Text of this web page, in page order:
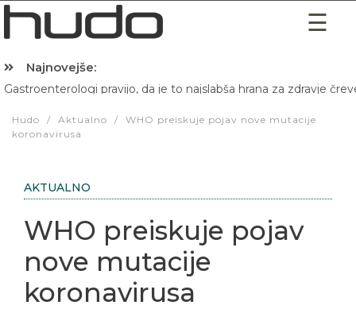
Najnovejše:
Gastroenterologi pravijo, da je to najslabša hrana za zdravje
Hudo / Aktualno /
WHO preiskuje pojav nove mutacije
koronavirusa
AKTUALNO
WHO preiskuje pojav
nove mutacije
koronavirusa